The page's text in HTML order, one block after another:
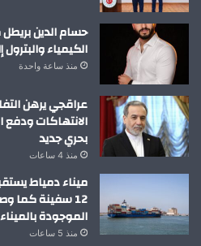
حسام الدين
الكيمياء والبترول
منذ ساعة واحدة
عراقجي يرهن
الانتهاكات
بحري جديد
منذ 4 ساعات
12 سفينة كما
الموجودة بالميناء 32 سفينة
منذ 5 ساعات